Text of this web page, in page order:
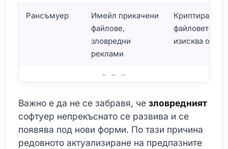
Рансъмуер
Имейл прикачени
файлове,
зловредни
реклами
Криптира
файловете и
изисква откуп
Важно е да не се забравя, че зловредният
софтуер непрекъснато се развива и се
появява под нови форми. По тази причина
редовното актуализиране на предпазните